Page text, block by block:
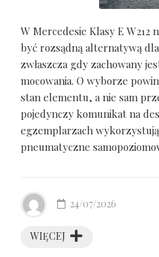
W Mercedesie Klasy E W212
być rozsądną alternatywą
zwłaszcza gdy zachowany
mocowania. O wyborze
stan elementu, a nie sam
pojedynczy komunikat na
egzemplarzach
pneumatyczne
WIĘCEJ
24/07/2026